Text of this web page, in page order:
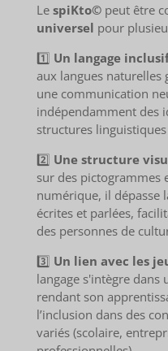
Le spiKto©peut être
universel pour
1️⃣ Un langage
aux langues naturelles
une communication
indépendamment des
structures
2️⃣ Une structure
sur des pictogrammes
numérique, il dépasse
écrites et parlées,
des personnes de
3️⃣ Un lien avec les
langage s'intègre dans
rendant son
l’inclusion dans des
variés (scolaire,